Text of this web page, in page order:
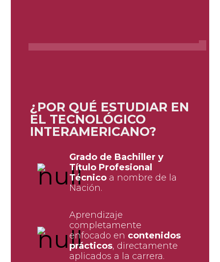
¿POR QUÉ ESTUDIAR EN
EL TECNOLÓGICO
INTERAMERICANO?
Grado de Bachiller y
Título Profesional
Técnico a nombre de la
Nación.
Aprendizaje
completamente
enfocado en contenidos
prácticos, directamente
aplicados a la carrera.